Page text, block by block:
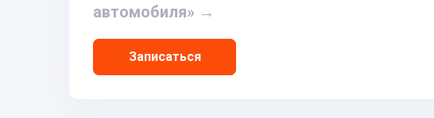
автомобиля» →
Записаться